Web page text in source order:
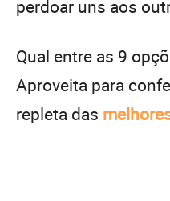
perdoar uns aos
Qual entre as 9
Aproveita para
repleta das